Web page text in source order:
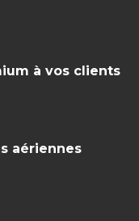
à vos clients
aériennes